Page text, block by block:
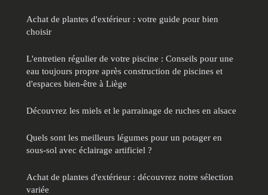
Achat de plantes d'extérieur : votre guide pour bien
choisir
L'entretien régulier de votre piscine : Conseils pour une
eau toujours propre après construction de piscines et
d'espaces bien-être à Liège
Découvrez les miels et le parrainage de ruches en alsace
Quels sont les meilleurs légumes pour un potager en
sous-sol avec éclairage artificiel ?
Achat de plantes d'extérieur : découvrez notre sélection
variée